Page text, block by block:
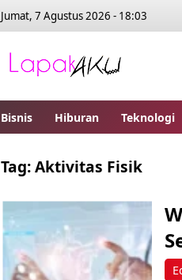
Jumat, 7 Agustus 2026 - 18:03
Bisnis Hiburan Teknologi
Tag:Aktivitas Fisik